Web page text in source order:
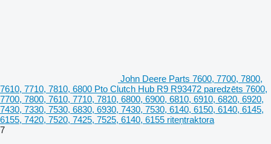
John Deere Parts 7600, 7700, 7800,
7610, 7710, 7810, 6800 Pto Clutch Hub R9 R93472 paredzēts 7600,
7700, 7800, 7610, 7710, 7810, 6800, 6900, 6810, 6910, 6820, 6920,
7430, 7330, 7530, 6830, 6930, 7430, 7530, 6140, 6150, 6140, 6145,
6155, 7420, 7520, 7425, 7525, 6140, 6155 riteņtraktora
7